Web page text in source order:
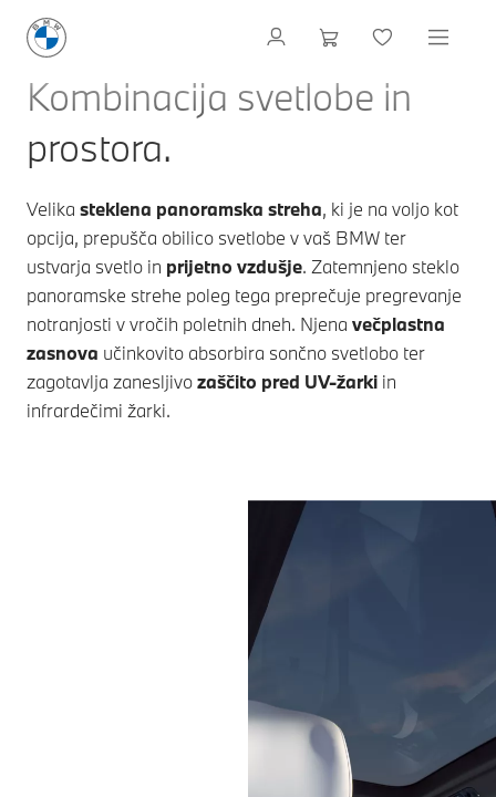
Kombinacija svetlobe in
prostora.
Velika steklena panoramska streha, ki je na voljo kot
opcija, prepušča obilico svetlobe v vaš BMW ter
ustvarja svetlo in prijetno vzdušje. Zatemnjeno steklo
panoramske strehe poleg tega preprečuje pregrevanje
notranjosti v vročih poletnih dneh. Njena večplastna
zasnova učinkovito absorbira sončno svetlobo ter
zagotavlja zanesljivozaščito pred UV-žarki in
infrardečimi žarki.